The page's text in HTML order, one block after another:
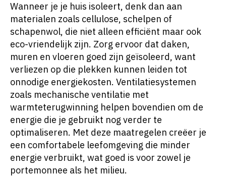
Wanneer je je huis isoleert, denk dan aan
materialen zoals cellulose, schelpen of
schapenwol, die niet alleen efficiënt maar ook
eco-vriendelijk zijn. Zorg ervoor dat daken,
muren en vloeren goed zijn geïsoleerd, want
verliezen op die plekken kunnen leiden tot
onnodige energiekosten. Ventilatiesystemen
zoals mechanische ventilatie met
warmteterugwinning helpen bovendien om de
energie die je gebruikt nog verder te
optimaliseren. Met deze maatregelen creëer je
een comfortabele leefomgeving die minder
energie verbruikt, wat goed is voor zowel je
portemonnee als het milieu.